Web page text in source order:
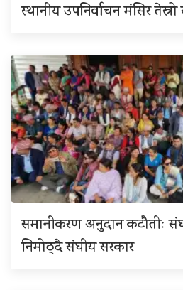
स्थानीय उपनिर्वाचन मंसिर
समानीकरण अनुदान कटौतीः
निमोठ्दै संघीय सरकार